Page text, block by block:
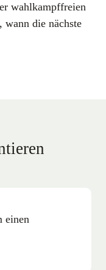
wahlkampffreien
die nächste
einen